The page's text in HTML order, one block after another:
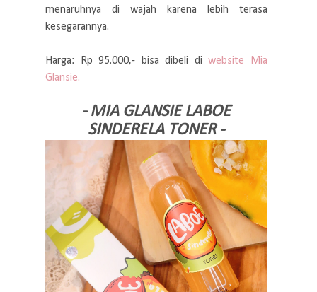
menaruhnya di wajah karena lebih terasa
kesegarannya.
Harga: Rp 95.000,- bisa dibeli diwebsite Mia
Glansie.
- MIA GLANSIE LABOE
SINDERELA TONER -